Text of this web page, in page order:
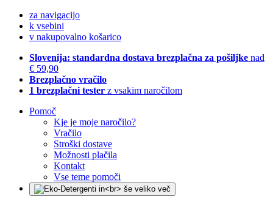
za navigacijo
k vsebini
v nakupovalno košarico
Slovenija: standardna dostava brezplačna za pošiljke nad
€ 59,90
Brezplačno vračilo
1 brezplačni tester z vsakim naročilom
Pomoč
Kje je moje naročilo?
Vračilo
Stroški dostave
Možnosti plačila
Kontakt
Vse teme pomoči